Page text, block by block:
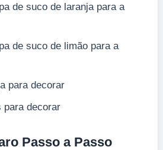
de suco de laranja para a
de suco de limão para a
para decorar
para decorar
Passo a Passo